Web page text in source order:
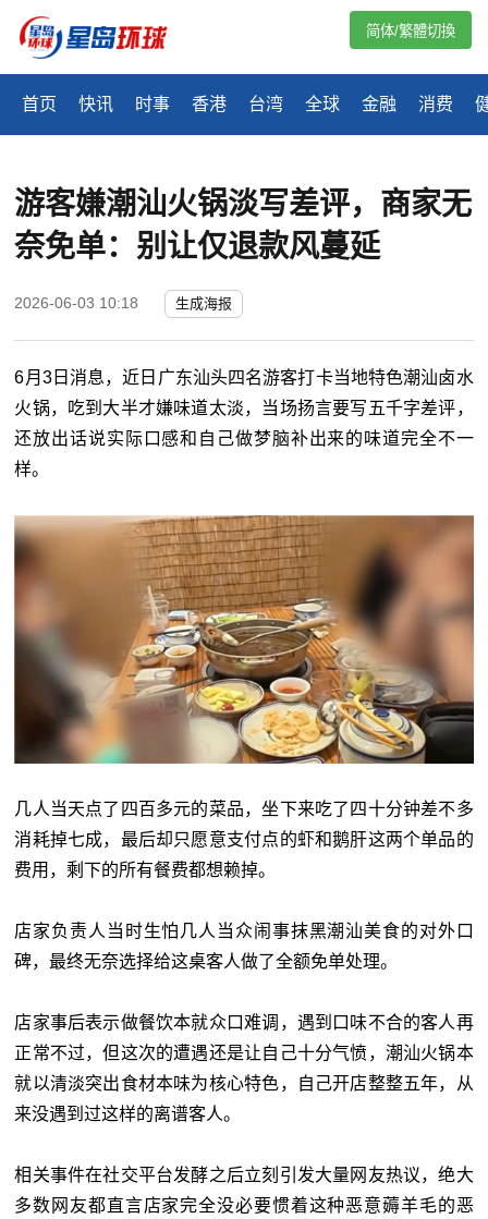
首页 快讯 时事 香港 台湾 全球 金融 消费
简体/繁體切換
游客嫌潮汕火锅淡写差评，商家无
奈免单：别让仅退款风蔓延
2026-06-03 10:18 生成海报
6月3日消息，近日广东汕头四名游客打卡当地特色潮汕卤水
火锅，吃到大半才嫌味道太淡，当场扬言要写五千字差评，
还放出话说实际口感和自己做梦脑补出来的味道完全不一
样。
几人当天点了四百多元的菜品，坐下来吃了四十分钟差不多
消耗掉七成，最后却只愿意支付点的虾和鹅肝这两个单品的
费用，剩下的所有餐费都想赖掉。
店家负责人当时生怕几人当众闹事抹黑潮汕美食的对外口
碑，最终无奈选择给这桌客人做了全额免单处理。
店家事后表示做餐饮本就众口难调，遇到口味不合的客人再
正常不过，但这次的遭遇还是让自己十分气愤，潮汕火锅本
就以清淡突出食材本味为核心特色，自己开店整整五年，从
来没遇到过这样的离谱客人。
相关事件在社交平台发酵之后立刻引发大量网友热议，绝大
多数网友都直言店家完全没必要惯着这种恶意薅羊毛的恶